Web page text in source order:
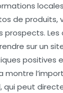
de produits,
prospects.
sur un
positives
qui peut